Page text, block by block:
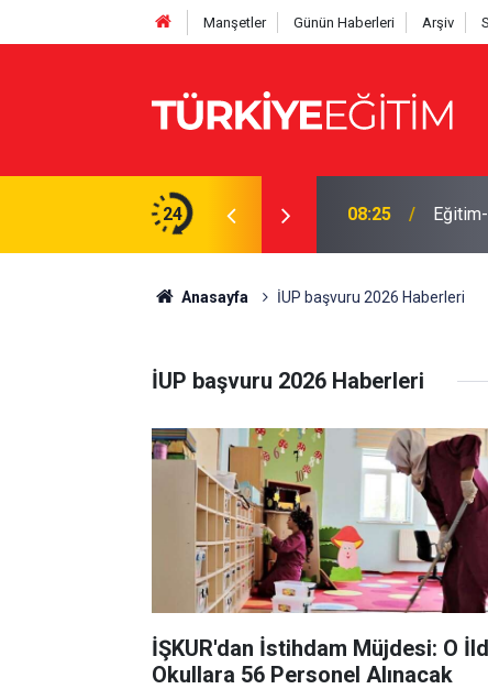
Manşetler Günün Haberleri Arşiv
24
İtiraz oybirliğiyle reddedildi 08:25
Anasayfa İUP başvuru 2026 Haberleri
İUP başvuru 2026 Haberleri
İŞKUR'dan İstihdam Müjdesi: O
Okullara 56 Personel Alınacak